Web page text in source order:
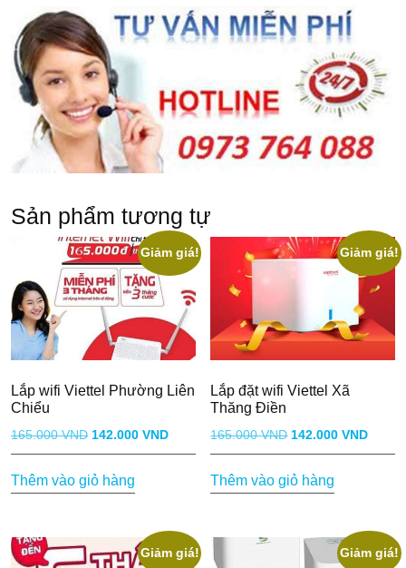
Sản phẩm tương tự
Giảm giá!
Lắp wifi Viettel Phường Liên
Chiểu
165.000VND Giá
gốc
là:
142.000 VNDGiá
hiện
142.000 VND.
Thêm vào giỏ hàng
Giảm giá!
Lắp đặt wifi Viettel Xã
Thăng Điền
165.000VND Giá
gốc
là:
142.000VNDGiá
hiện
Thêm vào giỏ hàng
Giảm giá! Giảm giá!